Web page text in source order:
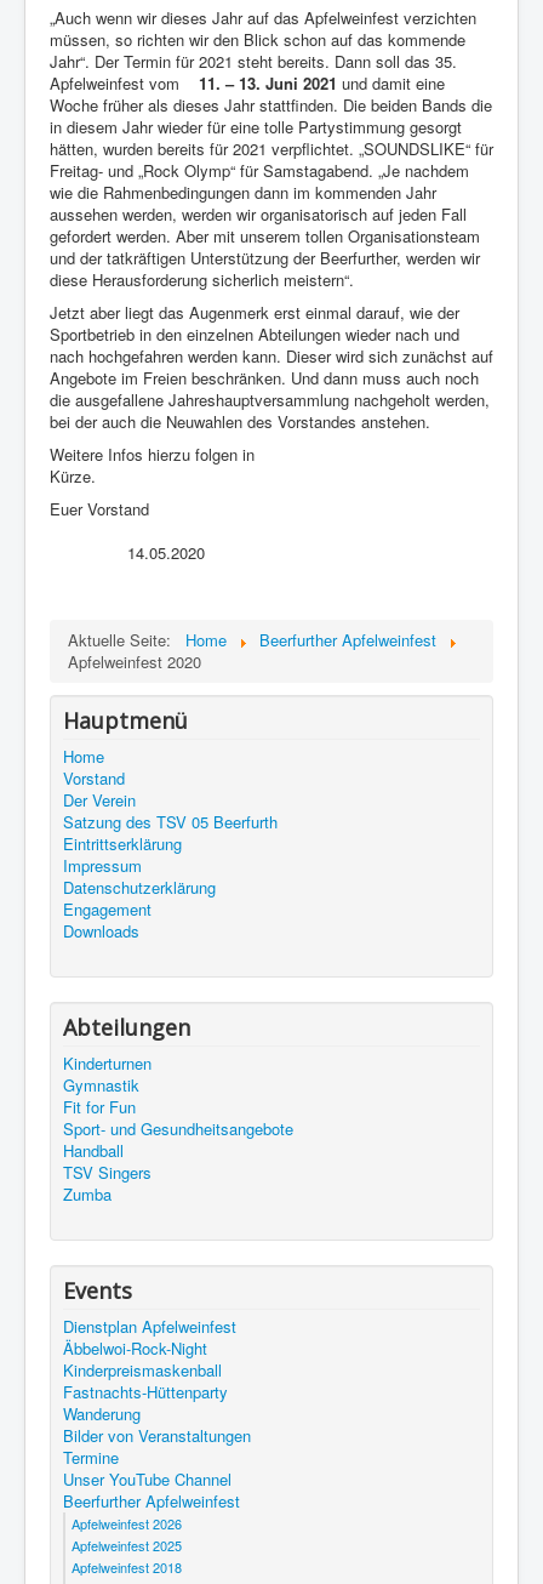
„Auch wenn wir dieses Jahr auf das Apfelweinfest verzichten
müssen, so richten wir den Blick schon auf das kommende
Jahr“. Der Termin für 2021 steht bereits. Dann soll das 35.
Apfelweinfest vom 11. – 13. Juni 2021 und damit eine
Woche früher als dieses Jahr stattfinden. Die beiden Bands die
in diesem Jahr wieder für eine tolle Partystimmung gesorgt
hätten, wurden bereits für 2021 verpflichtet. „SOUNDSLIKE“ für
Freitag- und „Rock Olymp“ für Samstagabend. „Je nachdem
wie die Rahmenbedingungen dann im kommenden Jahr
aussehen werden, werden wir organisatorisch auf jeden Fall
gefordert werden. Aber mit unserem tollen Organisationsteam
und der tatkräftigen Unterstützung der Beerfurther, werden wir
diese Herausforderung sicherlich meistern“.
Jetzt aber liegt das Augenmerk erst einmal darauf, wie der
Sportbetrieb in den einzelnen Abteilungen wieder nach und
nach hochgefahren werden kann. Dieser wird sich zunächst auf
Angebote im Freien beschränken. Und dann muss auch noch
die ausgefallene Jahreshauptversammlung nachgeholt werden,
bei der auch die Neuwahlen des Vorstandes anstehen.
Weitere Infos hierzu folgen in
Kürze.
Euer Vorstand
14.05.2020
Aktuelle Seite: Home
Beerfurther Apfelweinfest
Apfelweinfest 2020
Hauptmenü
Home
Vorstand
Der Verein
Satzung des TSV 05 Beerfurth
Eintrittserklärung
Impressum
Datenschutzerklärung
Engagement
Downloads
Abteilungen
Kinderturnen
Gymnastik
Fit for Fun
Sport- und Gesundheitsangebote
Handball
TSV Singers
Zumba
Events
Dienstplan Apfelweinfest
Äbbelwoi-Rock-Night
Kinderpreismaskenball
Fastnachts-Hüttenparty
Wanderung
Bilder von Veranstaltungen
Termine
Unser YouTube Channel
Beerfurther Apfelweinfest
Apfelweinfest 2026
Apfelweinfest 2025
Apfelweinfest 2018